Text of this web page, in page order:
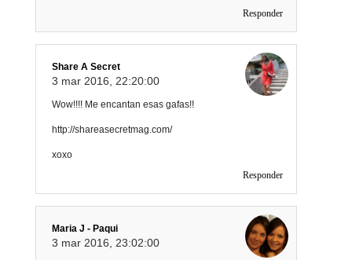
Responder
Share A Secret
3 mar 2016, 22:20:00
Wow!!!! Me encantan esas gafas!!
http://shareasecretmag.com/
xoxo
Responder
Maria J - Paqui
3 mar 2016, 23:02:00